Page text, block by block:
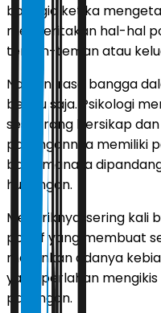
bahagia ketika
menceritakan hal-hal
teman-teman atau
Namun, rasa bangga
begitu saja. Psikologi
seseorang bersikap
pasangannya memiliki
bagaimana ia
hubungan.
Menariknya, sering kali
positif yang membuat
melainkan adanya
yang perlahan
pasangan.